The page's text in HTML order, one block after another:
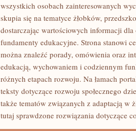
wszystkich osobach zainteresowanych
skupia się na tematyce żłobków,
dostarczając wartościowych informacji
fundamenty edukacyjne. Strona stanowi
można znaleźć porady, omówienia oraz
edukacją, wychowaniem i codziennym
różnych etapach rozwoju. Na łamach
teksty dotyczące rozwoju społecznego
także tematów związanych z adaptacją w
tutaj sprawdzone rozwiązania dotyczące